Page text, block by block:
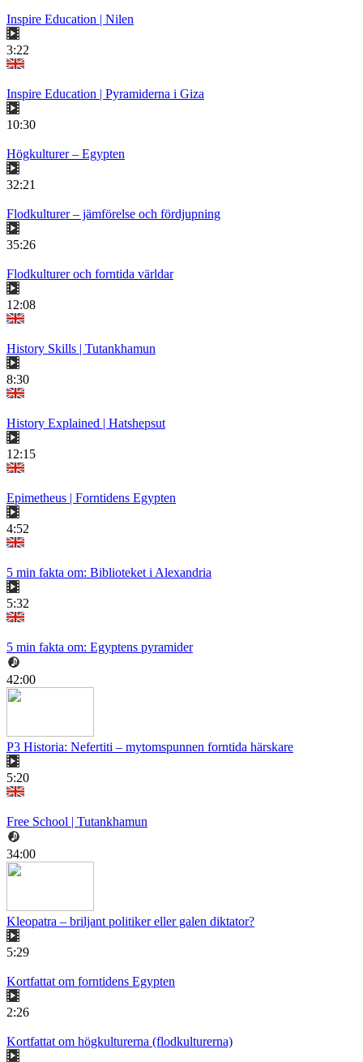
Inspire Education | Nilen
3:22
Inspire Education | Pyramiderna i Giza
10:30
Högkulturer – Egypten
32:21
Flodkulturer – jämförelse och fördjupning
35:26
Flodkulturer och forntida världar
12:08
History Skills | Tutankhamun
8:30
History Explained | Hatshepsut
12:15
Epimetheus | Forntidens Egypten
4:52
5 min fakta om: Biblioteket i Alexandria
5:32
5 min fakta om: Egyptens pyramider
42:00
P3 Historia: Nefertiti – mytomspunnen forntida härskare
5:20
Free School | Tutankhamun
34:00
Kleopatra – briljant politiker eller galen diktator?
5:29
Kortfattat om forntidens Egypten
2:26
Kortfattat om högkulturerna (flodkulturerna)